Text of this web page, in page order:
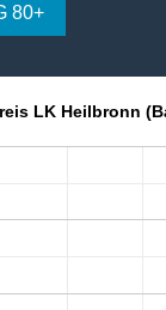
80+
LK Heilbronn